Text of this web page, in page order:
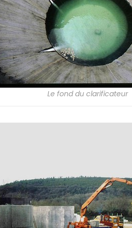
Le fond du clarificateur